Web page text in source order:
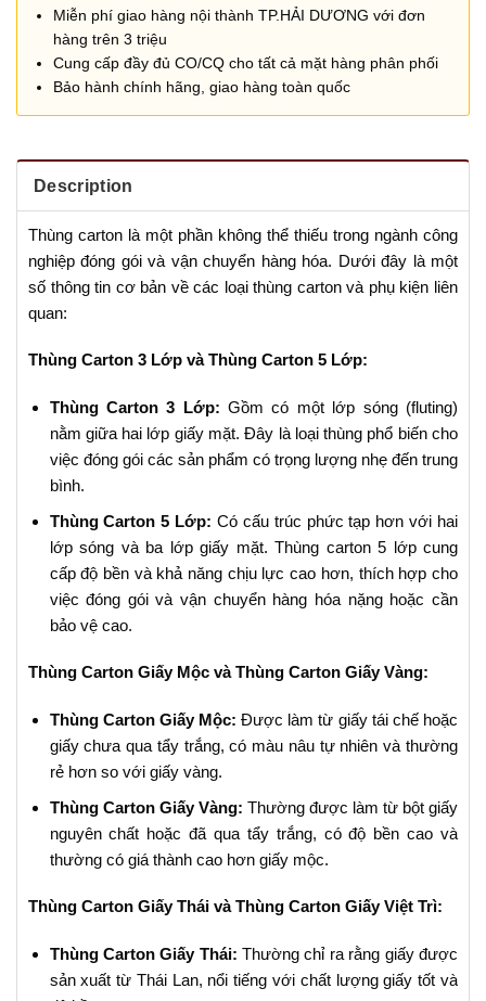
Miễn phí giao hàng nội thành TP.HẢI DƯƠNG với đơn
hàng trên 3 triệu
Cung cấp đầy đủ CO/CQ cho tất cả mặt hàng phân phối
Bảo hành chính hãng, giao hàng toàn quốc
Description
Thùng carton là một phần không thể thiếu trong ngành công
nghiệp đóng gói và vận chuyển hàng hóa. Dưới đây là một
số thông tin cơ bản về các loại thùng carton và phụ kiện liên
quan:
Thùng Carton 3 Lớp và Thùng Carton 5 Lớp:
Thùng Carton 3 Lớp: Gồm có một lớp sóng (fluting)
nằm giữa hai lớp giấy mặt. Đây là loại thùng phổ biến cho
việc đóng gói các sản phẩm có trọng lượng nhẹ đến trung
bình.
Thùng Carton 5 Lớp: Có cấu trúc phức tạp hơn với hai
lớp sóng và ba lớp giấy mặt. Thùng carton 5 lớp cung
cấp độ bền và khả năng chịu lực cao hơn, thích hợp cho
việc đóng gói và vận chuyển hàng hóa nặng hoặc cần
bảo vệ cao.
Thùng Carton Giấy Mộc và Thùng Carton Giấy Vàng:
Thùng Carton Giấy Mộc: Được làm từ giấy tái chế hoặc
giấy chưa qua tẩy trắng, có màu nâu tự nhiên và thường
rẻ hơn so với giấy vàng.
Thùng Carton Giấy Vàng: Thường được làm từ bột giấy
nguyên chất hoặc đã qua tẩy trắng, có độ bền cao và
thường có giá thành cao hơn giấy mộc.
Thùng Carton Giấy Thái và Thùng Carton Giấy Việt Trì:
Thùng Carton Giấy Thái: Thường chỉ ra rằng giấy được
sản xuất từ Thái Lan, nổi tiếng với chất lượng giấy tốt và